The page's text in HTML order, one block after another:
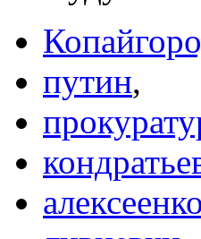
путин,
алексеенко